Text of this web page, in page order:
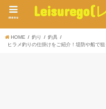
Leisurego(
menu
HOME 釣り
釣具
ヒラメ釣りの仕掛けをご紹介！堤防や船で